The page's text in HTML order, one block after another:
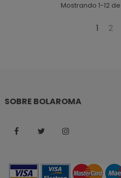
Mostrando 1-12
1 2
SOBRE BOLAROMA
FacebookTwitter